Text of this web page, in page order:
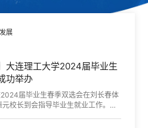
展
大连理工大学2024届毕业生
功举办
届毕业生春季双选会在刘长春体
校长到会指导毕业生就业工作。校